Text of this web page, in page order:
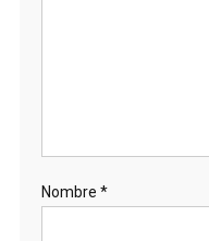
Nombre *